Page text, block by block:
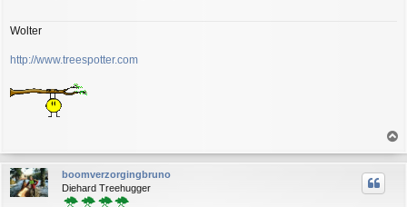
Wolter
http://www.treespotter.com
o
p
boomverzorgingbruno
Diehard Treehugger